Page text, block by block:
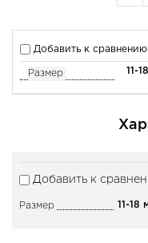
Добавить к сравнению
Размер 11-
Добавить к
Размер 11-18